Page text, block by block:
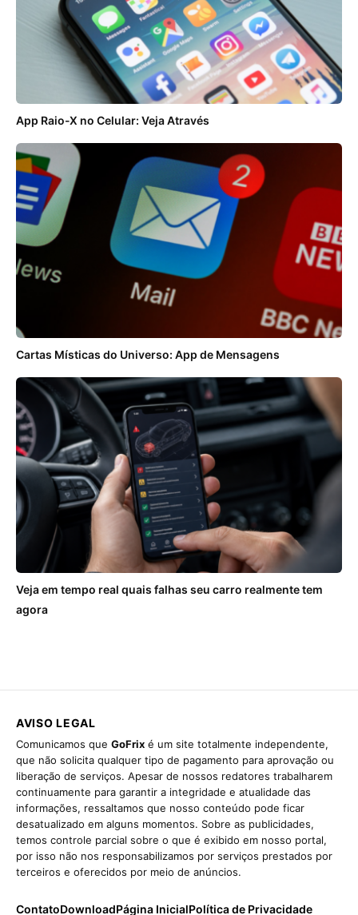
App Raio-X no Celular: Veja Através
Cartas Místicas do Universo: App de Mensagens
Veja em tempo real quais falhas seu carro realmente tem
agora
AVISO LEGAL
Comunicamos que GoFrix é um site totalmente independente,
que não solicita qualquer tipo de pagamento para aprovação ou
liberação de serviços. Apesar de nossos redatores trabalharem
continuamente para garantir a integridade e atualidade das
informações, ressaltamos que nosso conteúdo pode ficar
desatualizado em alguns momentos. Sobre as publicidades,
temos controle parcial sobre o que é exibido em nosso portal,
por isso não nos responsabilizamos por serviços prestados por
terceiros e oferecidos por meio de anúncios.
ContatoDownloadPágina InicialPolítica de Privacidade